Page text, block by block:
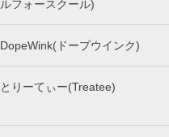
ルフォースクール)
DopeWink(ドープウインク)
とりーてぃー(Treatee)